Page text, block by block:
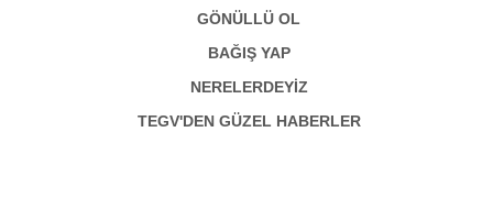
GÖNÜLLÜ OL
BAĞIŞ YAP
NERELERDEYİZ
TEGV'DEN GÜZEL HABERLER